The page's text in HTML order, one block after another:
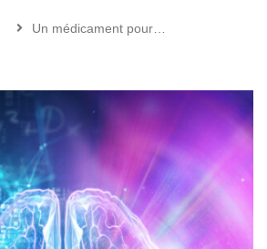
Un médicament pour…